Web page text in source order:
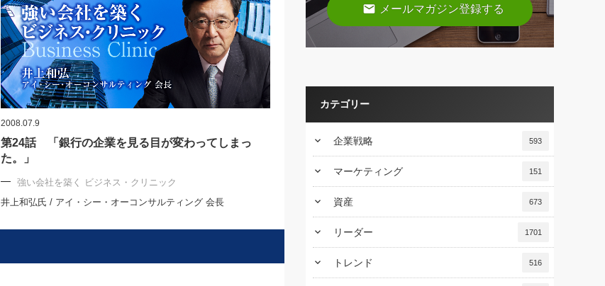
2008.07.9
第24話 「銀行の企業を見る目が変わってしまっ
た。」
強い会社を築く ビジネス・クリニック
井上和弘氏 / アイ・シー・オーコンサルティング 会長
email メールマガジン登録する
カテゴリー
keyboard_arrow_down 企業戦略 593
keyboard_arrow_down マーケティング 151
keyboard_arrow_down 資産 673
keyboard_arrow_down リーダー 1701
keyboard_arrow_down トレンド 516